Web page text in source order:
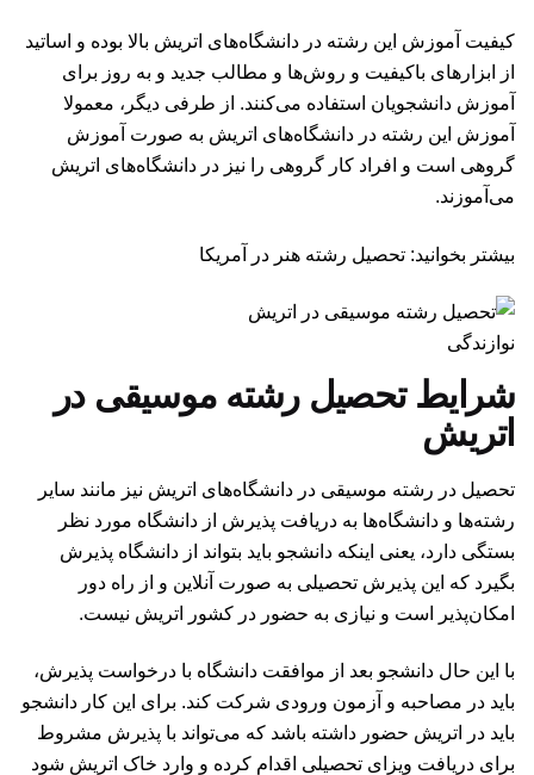
کیفیت آموزش این رشته در دانشگاه‌های اتریش بالا بوده و اساتید
از ابزارهای باکیفیت و روش‌ها و مطالب جدید و به روز برای
آموزش دانشجویان استفاده می‌کنند. از طرفی دیگر، معمولا
آموزش این رشته در دانشگاه‌های اتریش به صورت آموزش
گروهی است و افراد کار گروهی را نیز در دانشگاه‌های اتریش
می‌آموزند.
بیشتر بخوانید: تحصیل رشته هنر در آمریکا
نوازندگی
شرایط تحصیل رشته موسیقی در
اتریش
تحصیل در رشته موسیقی در دانشگاه‌های اتریش نیز مانند سایر
رشته‌ها و دانشگاه‌ها به دریافت پذیرش از دانشگاه مورد نظر
بستگی دارد، یعنی اینکه دانشجو باید بتواند از دانشگاه پذیرش
بگیرد که این پذیرش تحصیلی به صورت آنلاین و از راه دور
امکان‌پذیر است و نیازی به حضور در کشور اتریش نیست.
با این حال دانشجو بعد از موافقت دانشگاه با درخواست پذیرش،
باید در مصاحبه و آزمون ورودی شرکت کند. برای این کار دانشجو
باید در اتریش حضور داشته باشد که می‌تواند با پذیرش مشروط
برای دریافت ویزای تحصیلی اقدام کرده و وارد خاک اتریش شود